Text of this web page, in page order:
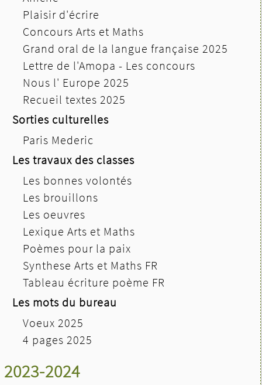
Plaisir d'écrire
Concours Arts et Maths
Grand oral de la langue française 2025
Lettre de l'Amopa - Les concours
Nous l' Europe 2025
Recueil textes 2025
Sorties culturelles
Paris Mederic
Les travaux des classes
Les bonnes volontés
Les brouillons
Les oeuvres
Lexique Arts et Maths
Poèmes pour la paix
Synthese Arts et Maths FR
Tableau écriture poème FR
Les mots du bureau
Voeux 2025
4 pages 2025
2023-2024